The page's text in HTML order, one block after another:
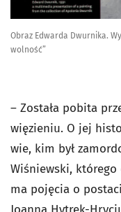
Obraz Edwarda Dwurnika.
wolność”
– Została pobita
więzieniu. O jej
wie, kim był
Wiśniewski,
ma pojęcia o